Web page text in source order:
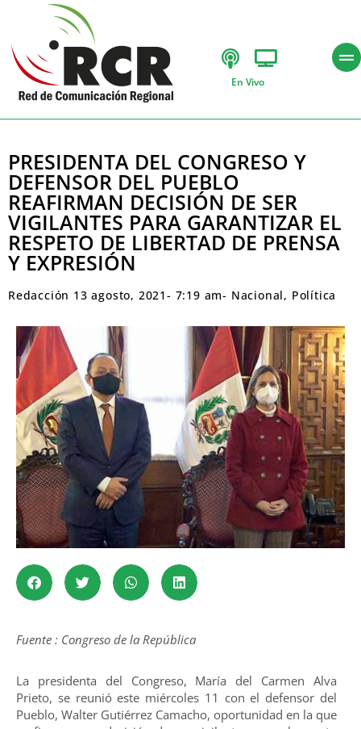
En Vivo
PRESIDENTA DEL CONGRESO Y
DEFENSOR DEL PUEBLO
REAFIRMAN DECISIÓN DE SER
VIGILANTES PARA GARANTIZAR EL
RESPETO DE LIBERTAD DE PRENSA
Y EXPRESIÓN
Redacción 13 agosto, 2021- 7:19 am- Nacional, Política
Fuente : Congreso de la República
La presidenta del Congreso, María del Carmen Alva
Prieto, se reunió este miércoles 11 con el defensor del
Pueblo, Walter Gutiérrez Camacho, oportunidad en la que